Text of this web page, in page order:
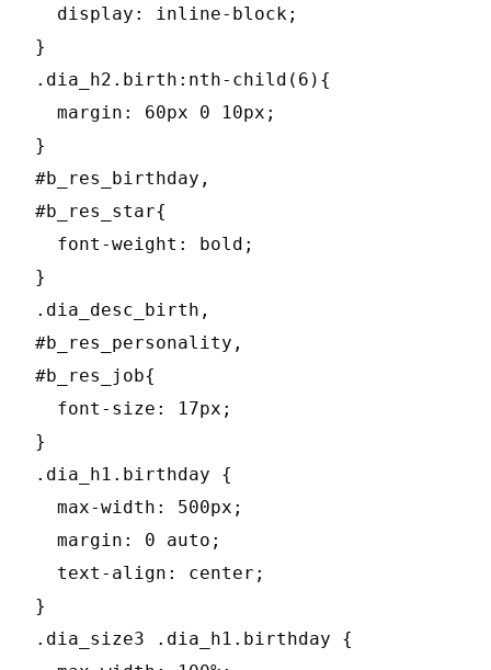
  display: inline-block;
}
.dia_h2.birth:nth-child(6){
  margin: 60px 0 10px;
}
#b_res_birthday,
#b_res_star{
  font-weight: bold;
}
.dia_desc_birth,
#b_res_personality,
#b_res_job{
  font-size: 17px;
}
.dia_h1.birthday {
  max-width: 500px;
  margin: 0 auto;
  text-align: center;
}
.dia_size3 .dia_h1.birthday {